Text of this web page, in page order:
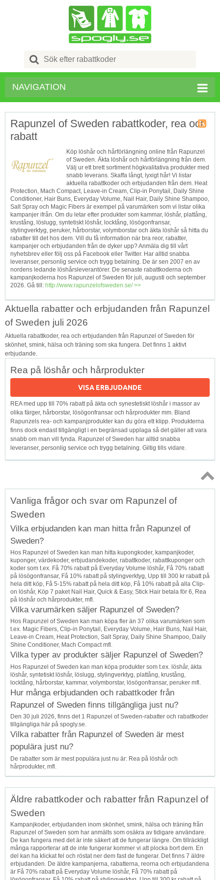
Search
for:
NAVIGATION
Rapunzel of Sweden rabattkoder, rea och
rabatt
Köp löshår och hårförlängning online från Rapunzel
of Sweden. Äkta löshår och hårförlängning från dem.
Välj ur ett brett sortiment högkvalitativa produkter med
snabb leverans. Skaffa långt, lyxigt hår! Vi listar
aktuella rabattkoder och erbjudanden från dem. Heat
Protection, Mach Compact, Leave-in Cream, Clip-in Ponytail, Daily Shine
Conditioner, Hair Buns, Everyday Volume, Nail Hair, Daily Shine Shampoo,
Salt Spray och Magic Fibers är exempel på varumärken som vi listar olika
kampanjer ifrån. Om du letar efter produkter som kammar, löshår, plattång,
krustång, löslugg, syntetiskt löshår, locktång, lösögonfransar,
stylingverktyg, peruker, hårborstar, volymborstar och äkta löshår så hitta du
rabatter till det hos dem. Vill du få information när bra reor, rabatter,
kampanjer och erbjudanden från de dyker upp? Anmäla dig till vårt
nyhetsbrev eller följ oss på Facebook eller Twitter. Har alltid snabba
leveranser, personlig service och trygg betalning. De är sen 2007 en av
nordens ledande löshårsleverantörer. De senaste rabattkoderna och
kampanjkoderna hos Rapunzel of Sweden för juli, augusti och september
2026. Gå till: http://www.rapunzelofsweden.se/ >>
Aktuella rabatter och erbjudanden från Rapunzel
of Sweden juli 2026
Aktuella rabattkoder, rea och erbjudanden från Rapunzel of Sweden för
skönhet, smink, hälsa och träning som ska fungera. Det finns 1 aktivt
erbjudande.
Rea på löshår och hårprodukter
VISA ERBJUDANDE
REA med upp till 70% rabatt på äkta och synestetiskt löshår i massor av
olika färger, hårborstar, lösögonfransar och hårprodukter mm. Bland
Rapunzels rea- och kampanjprodukter kan du göra ett klipp. Produkterna
finns dock endast tillgängligt i en begränsad upplaga så det gäller att vara
snabb om man vill fynda. Rapunzel of Sweden har alltid snabba
leveranser, personlig service och trygg betalning. Giltig tills vidare.
Topp
Vanliga frågor och svar om Rapunzel of
Sweden
Vilka erbjudanden kan man hitta från Rapunzel of
Sweden?
Hos Rapunzel of Sweden kan man hitta kupongkoder, kampanjkoder,
kuponger, värdekoder, erbjudandekoder, rabattkoder, rabattkuponger och
koder som t.ex. Få 70% rabatt på Everyday Volume löshår, Få 70% rabatt
på lösögonfransar, Få 10% rabatt på stylingverktyg, Upp till 300 kr rabatt på
hela ditt köp, Få 5-15% rabatt på hela ditt köp, Få 10% rabatt på alla Clip-
on löshår, Köp 7 paket Nail Hair, Quick & Easy, Stick Hair betala för 6, Rea
på löshår och hårprodukter, mfl.
Vilka varumärken säljer Rapunzel of Sweden?
Hos Rapunzel of Sweden kan man köpa fler än 37 olika varumärken som
t.ex. Magic Fibers, Clip-in Ponytail, Everyday Volume, Hair Buns, Nail Hair,
Leave-in Cream, Heat Protection, Salt Spray, Daily Shine Shampoo, Daily
Shine Conditioner, Mach Compact mfl.
Vilka typer av produkter säljer Rapunzel of Sweden?
Hos Rapunzel of Sweden kan man köpa produkter som t.ex. löshår, äkta
löshår, syntetiskt löshår, löslugg, stylingverktyg, plattång, krustång,
locktång, hårborstar, kammar, volymborstar, lösögonfransar, peruker mfl.
Hur många erbjudanden och rabattkoder från
Rapunzel of Sweden finns tillgängliga just nu?
Den 30 juli 2026, finns det 1 Rapunzel of Sweden-rabatter och rabattkoder
tillgängliga här på spogly.se.
Vilka rabatter från Rapunzel of Sweden är mest
populära just nu?
De rabatter som är mest populära just nu är: Rea på löshår och
hårprodukter, mfl.
Äldre rabattkoder och rabatter från Rapunzel of
Sweden
Kampanjkoder, erbjudanden inom skönhet, smink, hälsa och träning från
Rapunzel of Sweden som har anmälts som osäkra av tidigare användare.
De kan fungera med det är inte säkert att de fungerar längre. Om tillräckligt
många rapporterar att de inte fungerar kommer vi att plocka bort dem. En
del kan ha klickat fel och röstat ner dem fast de fungerar. Det finns 7 äldre
erbjudanden. De äldre kampanjerna, rabatterna, reorna och erbjudandena
är Få 70% rabatt på Everyday Volume löshår, Få 70% rabatt på